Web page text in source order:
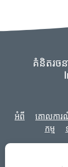
គំនិតរចន
អំពី គោលការ
កម្ម